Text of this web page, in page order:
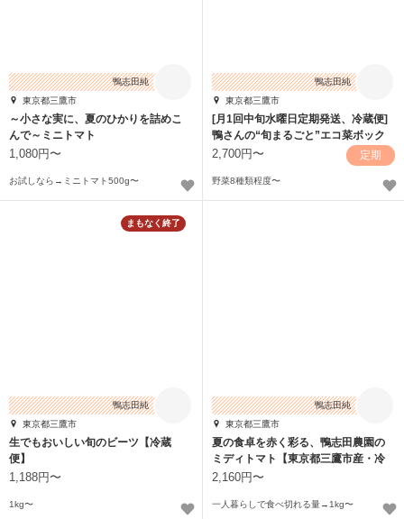
鴨志田純
東京都三鷹市
～小さな実に、夏のひかりを詰めこ
んで～ミニトマト
1,080円〜
お試しなら→ミニトマト500g〜
鴨志田純
東京都三鷹市
[月1回中旬水曜日定期発送、冷蔵便]
鴨さんの“旬まるごと”エコ菜ボック
ス
2,700円〜 定期
野菜8種類程度〜
まもなく終了
鴨志田純
東京都三鷹市
生でもおいしい旬のビーツ【冷蔵
便】
1,188円〜
1kg〜
鴨志田純
東京都三鷹市
夏の食卓を赤く彩る、鴨志田農園の
ミディトマト【東京都三鷹市産・冷
蔵便】
2,160円〜
一人暮らしで食べ切れる量→1kg〜